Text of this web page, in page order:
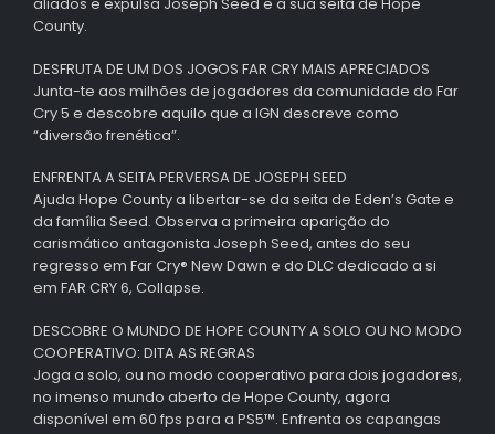
County.
DESFRUTA DE UM DOS JOGOS FAR CRY MAIS APRECIADOS
Junta-te aos milhões de jogadores da comunidade do Far
Cry 5 e descobre aquilo que a IGN descreve como
“diversão frenética”.
ENFRENTA A SEITA PERVERSA DE JOSEPH SEED
Ajuda Hope County a libertar-se da seita de Eden’s Gate e
da família Seed. Observa a primeira aparição do
carismático antagonista Joseph Seed, antes do seu
regresso em Far Cry® New Dawn e do DLC dedicado a si
em FAR CRY 6, Collapse.
DESCOBRE O MUNDO DE HOPE COUNTY A SOLO OU NO MODO
COOPERATIVO: DITA AS REGRAS
Joga a solo, ou no modo cooperativo para dois jogadores,
no imenso mundo aberto de Hope County, agora
disponível em 60 fps para a PS5™. Enfrenta os capangas